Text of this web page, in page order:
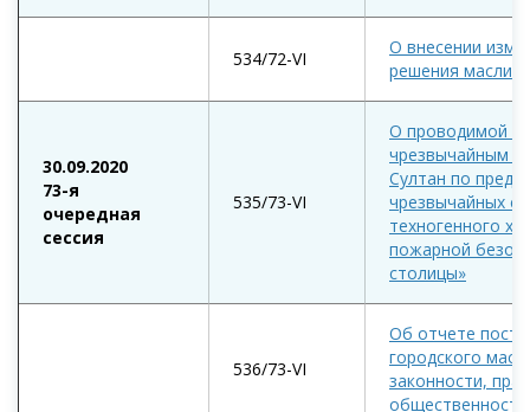
534/72-VI
О внесении
решения
30.09.2020
73-я
очередная
сессия
535/73-VI
О проводимой
чрезвычайным
Султан по
чрезвычайных
техногенного
пожарной
столицы»
536/73-VI
Об отчете
городского
законности,